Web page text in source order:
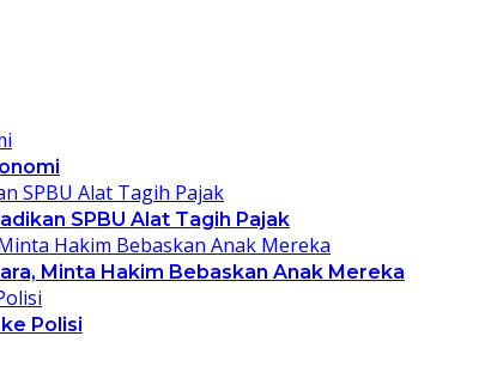
SPBU Alat Tagih Pajak
Minta Hakim Bebaskan Anak Mereka
Polisi